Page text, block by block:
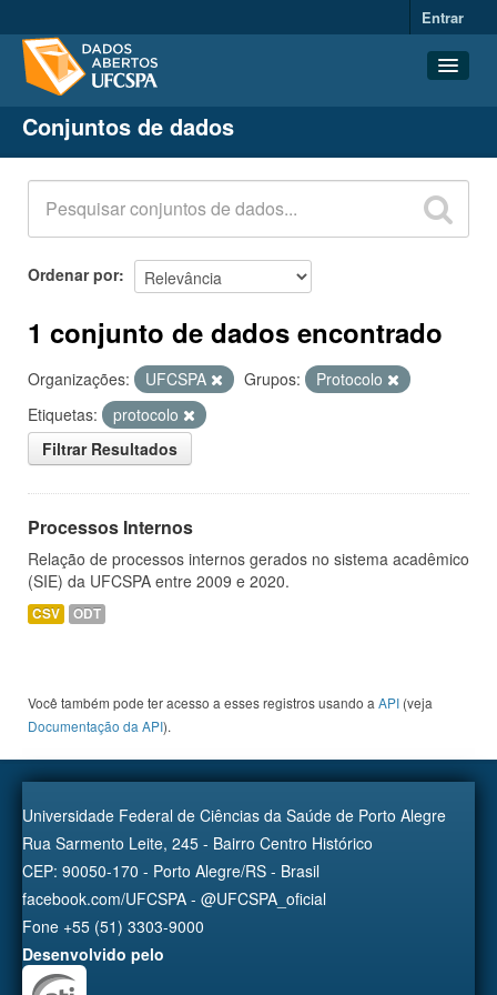
Entrar
Conjuntos de dados
Organizações
Grupos
Sobre
Conjuntos de dados
Ordenar por
1 conjunto de dados encontrado
Organizações: UFCSPA Grupos:
Protocolo
Etiquetas:
protocolo
Filtrar Resultados
Processos Internos
Relação de processos internos gerados no sistema acadêmico
(SIE) da UFCSPA entre 2009 e 2020.
CSV ODT
Você também pode ter acesso a esses registros usando a API (veja
Documentação da API).
Universidade Federal de Ciências da Saúde de Porto Alegre
Rua Sarmento Leite, 245 - Bairro Centro Histórico
CEP: 90050-170 - Porto Alegre/RS - Brasil
facebook.com/UFCSPA - @UFCSPA_oficial
Fone +55 (51) 3303-9000
Desenvolvido pelo